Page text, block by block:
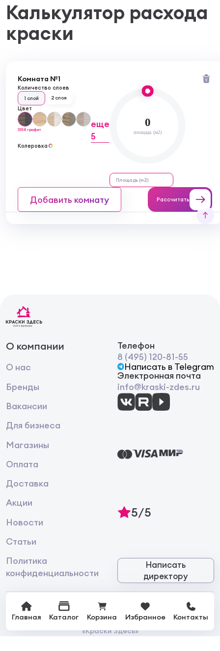
Главная Каталог Корзина Избранное Контакты
Калькулятор расхода
краски
Комната №1
Количество слоев
1 слой 2 слоя
Цвет
3514 графит
еще
5
Колеровка
0
площадь (м2)
Добавить комнату Рассчитать
О компании
О нас
Бренды
Вакансии
Для бизнеса
Магазины
Оплата
Доставка
Акции
Новости
Статьи
Политика
конфиденциальности
Телефон
8 (495) 120-81-55
Написать в Telegram
Электронная почта
info@kraski-zdes.ru
5/5
Написать
директору
© 2026 Интернет-магазин лакокрасочной продукции
«Краски Здесь»